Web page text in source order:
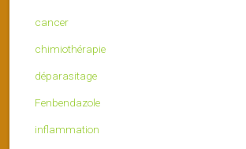
cancer
chimiothérapie
déparasitage
Fenbendazole
inflammation